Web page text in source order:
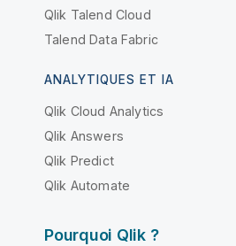
Qlik Talend Cloud
Talend Data Fabric
ANALYTIQUES ET IA
Qlik Cloud Analytics
Qlik Answers
Qlik Predict
Qlik Automate
Pourquoi Qlik ?